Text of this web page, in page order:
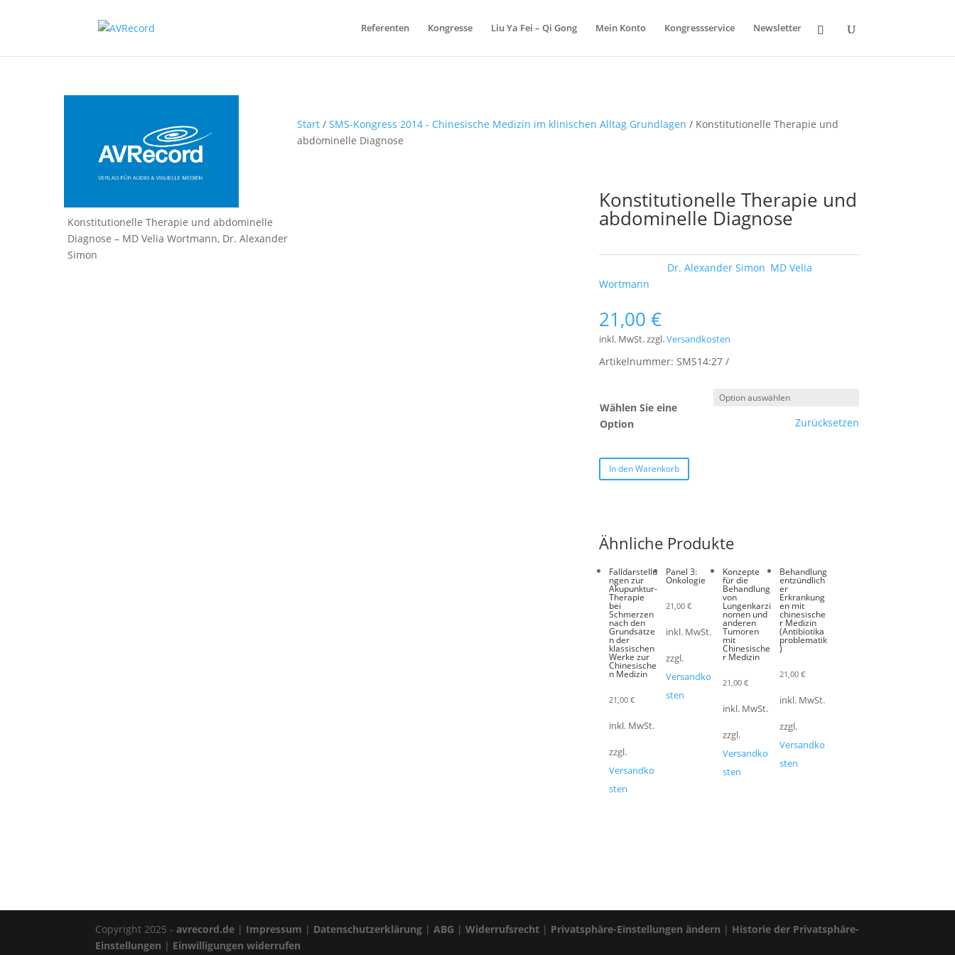
Referenten Kongresse Liu Ya Fei – Qi Gong Mein Konto Kongressservice Newsletter
Konstitutionelle Therapie und abdominelle
Diagnose – MD Velia Wortmann, Dr. Alexander
Simon
Start/ SMS-Kongress 2014 - Chinesische Medizin im klinischen Alltag Grundlagen / Konstitutionelle Therapie und
abdominelle Diagnose
Konstitutionelle Therapie und
abdominelle Diagnose
Dr. Alexander Simon MD Velia
Wortmann
21,00€
inkl. MwSt.zzgl.Versandkosten
Artikelnummer:SMS14:27
Wählen Sie eine
Option
Zurücksetzen
In den Warenkorb
Ähnliche Produkte
Falldarstellu
ngen zur
Akupunktur-
Therapie
bei
Schmerzen
nach den
Grundsätze
n der
klassischen
Werke zur
Chinesische
n Medizin
21,00€
inkl. MwSt.
zzgl.
Versandko
sten
Panel 3:
Onkologie
21,00€
inkl. MwSt.
zzgl.
Versandko
sten
Konzepte
für die
Behandlung
von
Lungenkarzi
nomen und
anderen
Tumoren
mit
Chinesische
r Medizin
21,00€
inkl. MwSt.
zzgl.
Versandko
sten
Behandlung
entzündlich
er
Erkrankung
en mit
chinesische
r Medizin
(Antibiotika
problematik
)
21,00€
inkl. MwSt.
zzgl.
Versandko
sten
Copyright 2025 -avrecord.de | Impressum | Datenschutzerklärung |ABG |Widerrufsrecht | Privatsphäre-Einstellungen ändern | Historie der Privatsphäre-
Einstellungen | Einwilligungen widerrufen